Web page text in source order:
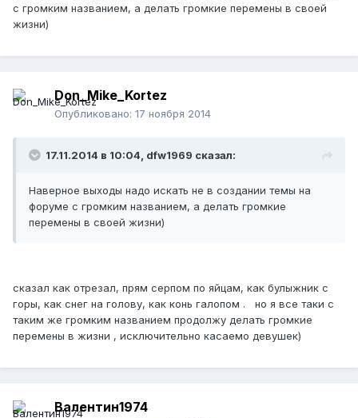
с громким названием, а делать громкие перемены в своей
жизни)
Don_Mike_Kortez
Опубликовано: 17 ноября 2014
17.11.2014 в 10:04, dfw1969 сказал:
Наверное выходы надо искать не в создании темы на
форуме с громким названием, а делать громкие
перемены в своей жизни)
сказал как отрезал, прям серпом по яйцам, как булыжник с
горы, как снег на голову, как конь галопом . но я все таки с
таким же громким названием продолжу делать громкие
перемены в жизни , исключительно касаемо девушек)
Валентин1974